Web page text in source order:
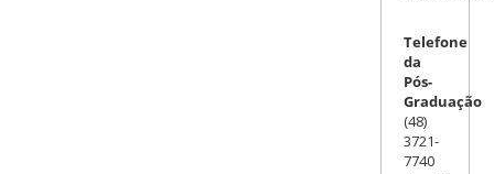
Telefone
da
Pós-
Graduação
(48)
3721-
7740